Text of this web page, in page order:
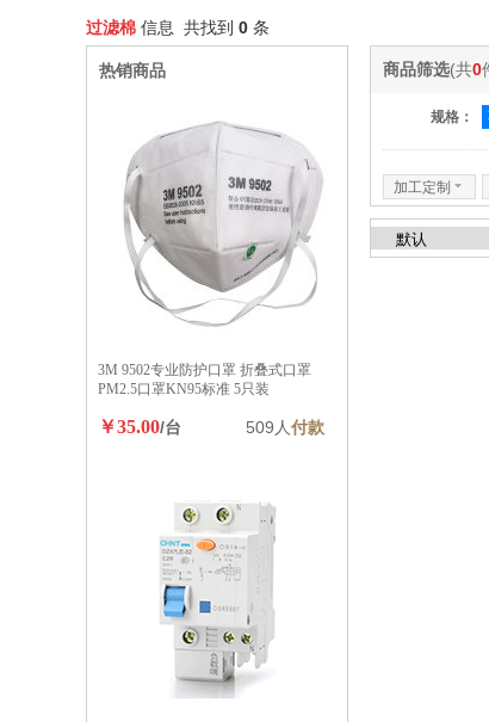
过滤棉 信息 共找到 0 条
商品筛选(共0
规格：
加工定制 6
热销商品
3M 9502专业防护口罩 折叠式口罩
PM2.5口罩KN95标准 5只装
￥35.00/台 509人付款